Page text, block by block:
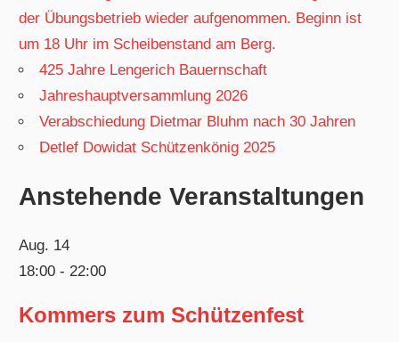
der Übungsbetrieb wieder aufgenommen. Beginn ist
um 18 Uhr im Scheibenstand am Berg.
425 Jahre Lengerich Bauernschaft
Jahreshauptversammlung 2026
Verabschiedung Dietmar Bluhm nach 30 Jahren
Detlef Dowidat Schützenkönig 2025
Anstehende Veranstaltungen
Aug. 14
18:00 - 22:00
Kommers zum Schützenfest